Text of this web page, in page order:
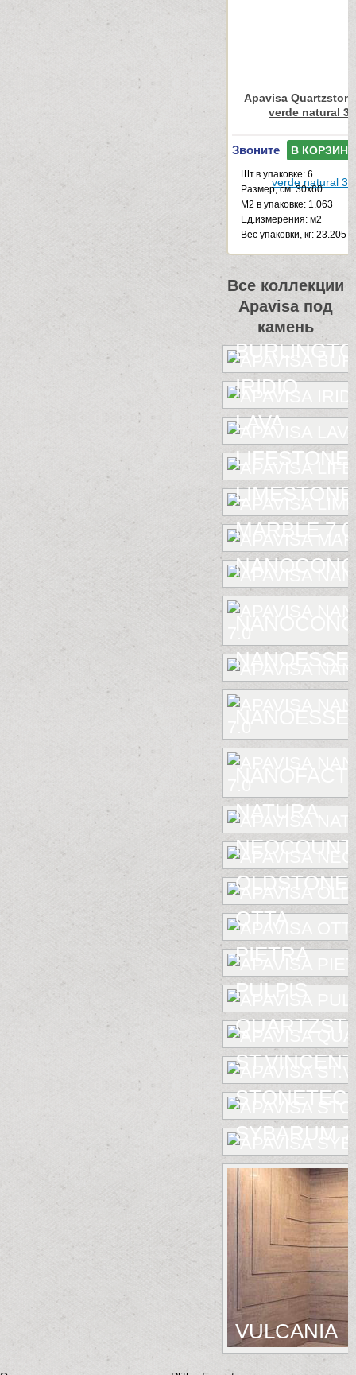
Apavisa
verde natural
Звоните В КОРЗИНУ
Шт.в упаковке: 6
Размер, см: 30x60
М2 в упаковке: 1.063
Ед.измерения: м2
Веc упаковки, кг: 23.205
Все коллекции
Apavisa под
камень
IRIDIO
LAVA
LIFESTONE
LIMESTONE
MARBLE 7.0
NATURA
OLDSTONE
OTTA
PIETRA
PULPIS
ST.VINCENT
SYBARUM
VULCANIA